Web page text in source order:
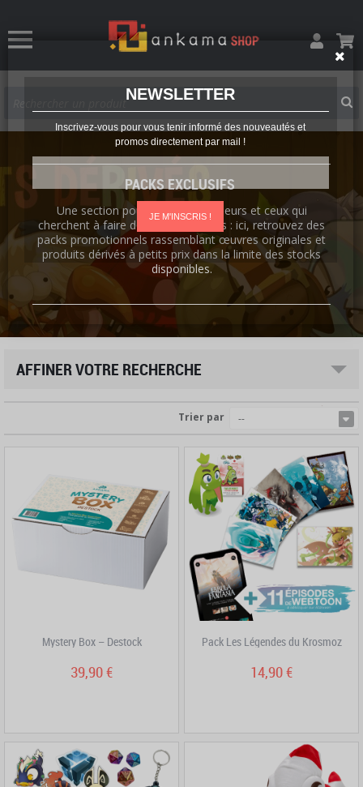
NEWSLETTER
Inscrivez-vous pour vous tenir informé des nouveautés et
promos directement par mail !
JE M'INSCRIS !
PACKS EXCLUSIFS
Une section pour les collectionneurs et ceux qui
cherchent à faire de bonnes affaires : ici, retrouvez des
packs promotionnels rassemblant œuvres originales et
produits dérivés à petits prix dans la limite des stocks
disponibles.
AFFINER VOTRE RECHERCHE
Trier par --
Mystery Box – Destock
39,90 €
Pack Les Légendes du Krosmoz
14,90 €